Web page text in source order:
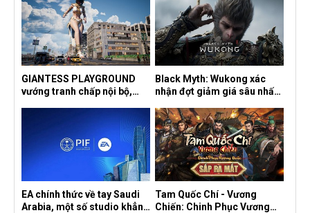
GIANTESS PLAYGROUND
vướng tranh chấp nội bộ,
ngầm chiếm đoạt doanh thu
Black Myth: Wukong xác
nhận đợt giảm giá sâu nhất
trên mọi nền tảng
EA chính thức về tay Saudi
Arabia, một số studio khẳng
Tam Quốc Chí - Vương
Chiến: Chinh Phục Vương